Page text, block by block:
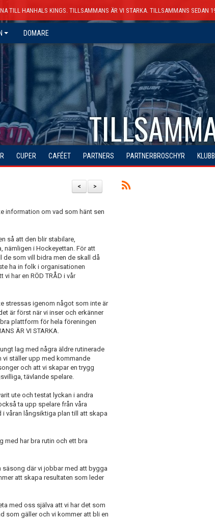
TILL HANHALS KINGS. TILLSAMMANS ÄR VI STARKA. TILLSAMMANS SEDAN
DOMARE
CUPER CAFÉET PARTNERS PARTNERBROSCHYR
>
<
information om vad som hänt sen
så att den blir stabilare,
nämligen i Hockeyettan. För att
de som vill bidra men de skall då
ha in folk i organisationen
har en RÖD TRÅD i vår
stressas igenom något som inte är
är först när vi inser och erkänner
plattform för hela föreningen
ÄR VI STARKA.
lag med några äldre rutinerade
vi ställer upp med kommande
och att vi skapar en trygg
tävlande spelare.
ute och testat lyckan i andra
ta upp spelare från våra
våran långsiktiga plan till att skapa
med har bra rutin och ett bra
säsong där vi jobbar med att bygga
att skapa resultaten som leder
med oss själva att vi har det som
som gäller och vi kommer att bli en